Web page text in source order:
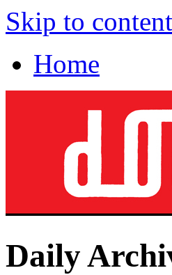
Skip to content
Home
Daily